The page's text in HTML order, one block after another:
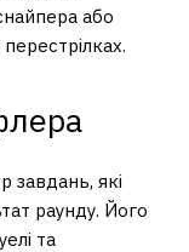
або
перестрілках.
завдань, які
раунду. Його
та